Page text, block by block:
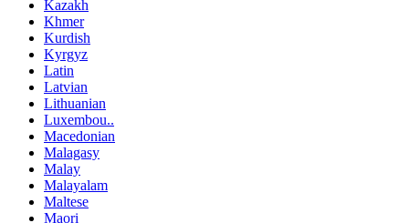
Kazakh
Khmer
Kurdish
Kyrgyz
Latin
Latvian
Lithuanian
Luxembou..
Macedonian
Malagasy
Malay
Malayalam
Maltese
Maori